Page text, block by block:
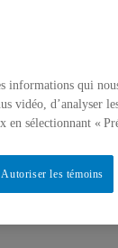
informations qui
vidéo, d’analyser
sélectionnant «
Autoriser les témoins